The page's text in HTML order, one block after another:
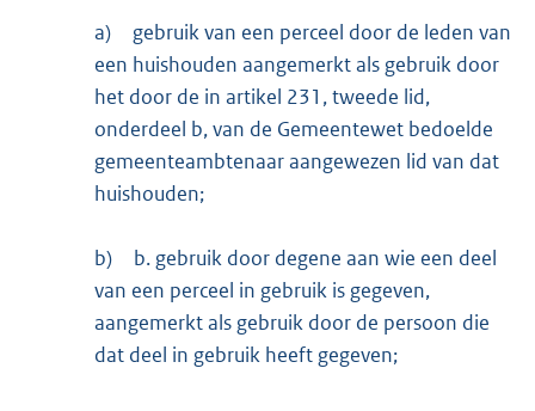
a)
gebruik van een perceel door de leden van
een huishouden aangemerkt als gebruik door
het door de in artikel 231, tweede lid,
onderdeel b, van de Gemeentewet bedoelde
gemeenteambtenaar aangewezen lid van dat
huishouden;
b)
b. gebruik door degene aan wie een deel
van een perceel in gebruik is gegeven,
aangemerkt als gebruik door de persoon die
dat deel in gebruik heeft gegeven;